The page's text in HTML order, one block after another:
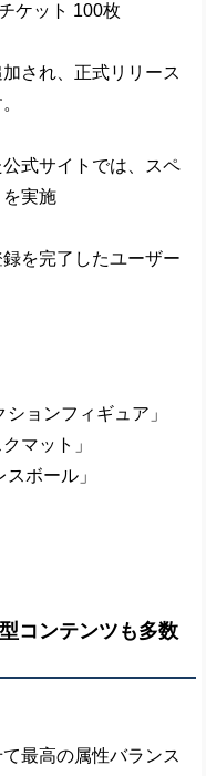
ケット 100枚
され、正式リリース
式サイトでは、スペ
実施
を完了したユーザー
ョンフィギュア」
マット」
ボール」
コンテンツも多数
最高の属性バランス